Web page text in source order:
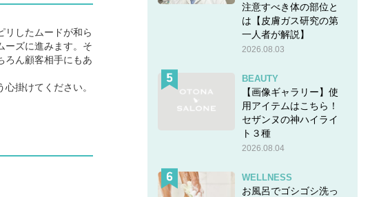
リしたムードが和ら
ーズに進みます。そ
ろん顧客相手にもあ
掛けてください。
注意すべき体の部位と
は【皮膚ガス研究の第
一人者が解説】
2026.08.03
BEAUTY
【画像ギャラリー】使
用アイテムはこちら！
セザンヌの神ハイライ
ト３種
2026.08.04
WELLNESS
お風呂でゴシゴシ洗っ